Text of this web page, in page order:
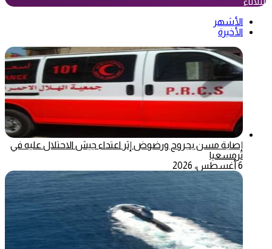
الأشهر
الأخيرة
إصابة مسن بجروح ورضوض إثر اعتداء جيش الاحتلال عليه في
ترمسعيا
6 أغسطس، 2026